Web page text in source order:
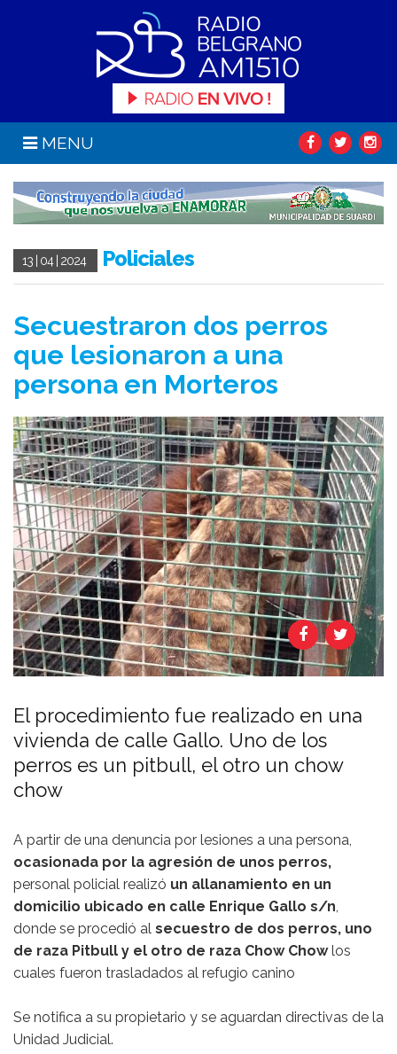
MENU
13 | 04 | 2024 Policiales
Secuestraron dos perros
que lesionaron a una
persona en Morteros
El procedimiento fue realizado en una
vivienda de calle Gallo. Uno de los
perros es un pitbull, el otro un chow
chow
A partir de una denuncia por lesiones a una persona,
ocasionada por la agresión de unos perros,
personal policial realizó un allanamiento en un
domicilio ubicado en calle Enrique Gallo s/n
donde se procedió al secuestro de dos perros, uno
de raza Pitbull y el otro de raza Chow Chowlos
cuales fueron trasladados al refugio canino
Se notifica a su propietario y se aguardan directivas de la
Unidad Judicial.